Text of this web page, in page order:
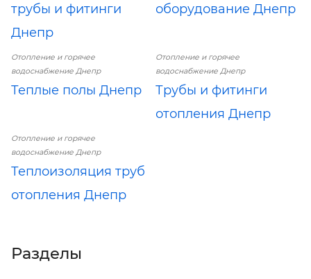
трубы и фитинги
Днепр
оборудование Днепр
Отопление и горячее
водоснабжение Днепр
Теплые полы Днепр
Отопление и горячее
водоснабжение Днепр
Трубы и фитинги
отопления Днепр
Отопление и горячее
водоснабжение Днепр
Теплоизоляция труб
отопления Днепр
Разделы